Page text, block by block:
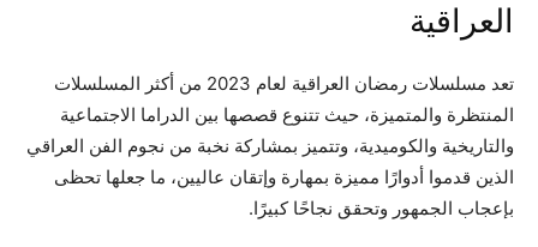
العراقية
تعد مسلسلات رمضان العراقية لعام 2023 من أكثر المسلسلات
المنتظرة والمتميزة، حيث تتنوع قصصها بين الدراما الاجتماعية
والتاريخية والكوميدية، وتتميز بمشاركة نخبة من نجوم الفن العراقي
الذين قدموا أدوارًا مميزة بمهارة وإتقان عاليين، ما جعلها تحظى
بإعجاب الجمهور وتحقق نجاحًا كبيرًا.